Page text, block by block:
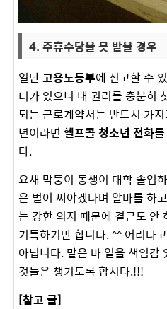
4. 주휴수당을 못 받을 경우
일단고용노동부에 신고할 수
너가 있으니 내 권리를 충분히
되는 근로계약서는 반드시 가
년이라면 헬프콜 청소년 전화
다.
요새 막둥이 동생이 대학 졸업
은 벌어 써야겠다며 알바를 하
는 강한 의지 때문에 결근도 안
기특하기만 합니다. ^^ 어리다
아닙니다. 맡은 바 일을 책임감
것들은 챙기도록 합시다.!!!
[참고 글]